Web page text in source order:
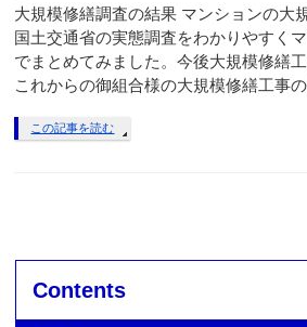
大規模修繕調査の結果 マンションの大
国土交通省の実態調査をわかりやすく
でまとめてみました。今後大規模修繕
これからの御組合様の大規模修繕工事
この記事を読む
Contents